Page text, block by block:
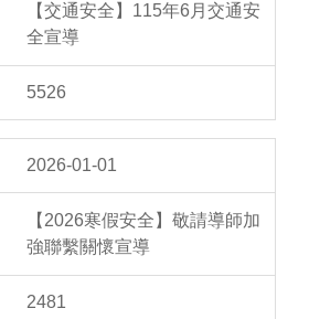
【交通安全】115年6月交通安
全宣導
5526
2026-01-01
【2026寒假安全】敬請導師加
強聯繫關懷宣導
2481